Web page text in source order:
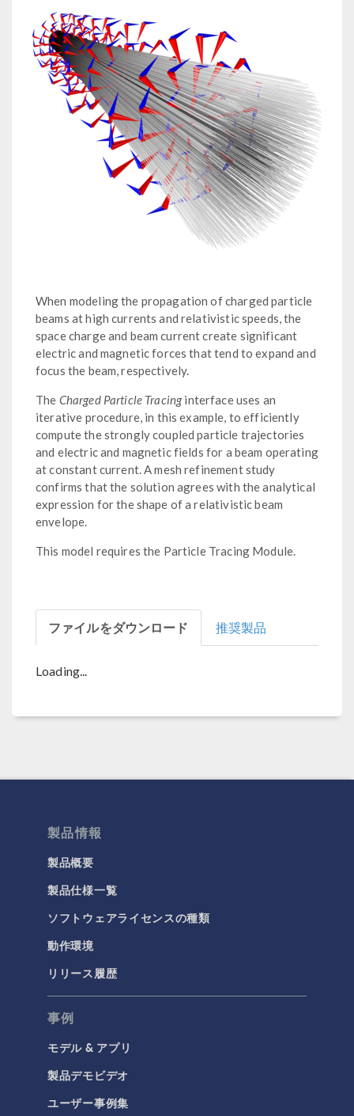
When modeling the propagation of charged particle
beams at high currents and relativistic speeds, the
space charge and beam current create significant
electric and magnetic forces that tend to expand and
focus the beam, respectively.
The Charged Particle Tracinginterface uses an
iterative procedure, in this example, to efficiently
compute the strongly coupled particle trajectories
and electric and magnetic fields for a beam operating
at constant current. A mesh refinement study
confirms that the solution agrees with the analytical
expression for the shape of a relativistic beam
envelope.
This model requires the Particle Tracing Module.
ファイルをダウンロード 推奨製品
Loading...
製品情報
製品概要
製品仕様一覧
ソフトウェアライセンスの種類
動作環境
リリース履歴
事例
モデル & アプリ
製品デモビデオ
ユーザー事例集